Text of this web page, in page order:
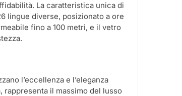
La caratteristica unica di
lingue diverse, posizionato a ore
fino a 100 metri, e il vetro
l’eccellenza e l’eleganza
rappresenta il massimo del lusso